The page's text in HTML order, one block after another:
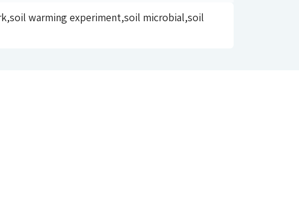
warming experiment,soil microbial,soil